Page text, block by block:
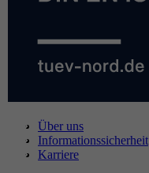
Über uns
Informationssicherheit
Karriere